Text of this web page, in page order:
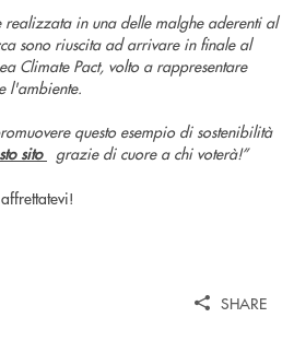
in una delle malghe aderenti al
sono riuscita ad arrivare in finale al
Climate Pact, volto a rappresentare
l'ambiente.
questo esempio di sostenibilità
sito grazie di cuore a chi voterà!”
SHARE